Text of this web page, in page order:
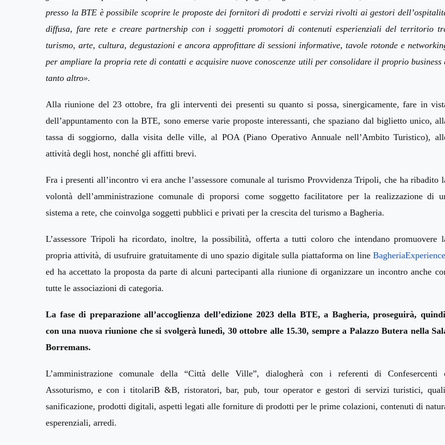
presso la BTE è possibile scoprire le proposte dei fornitori di prodotti e servizi rivolti ai gestori
diffusa, fare rete e creare partnership con i soggetti promotori di contenuti esperienziali del territorio
turismo, arte, cultura, degustazioni e ancora approfittare di sessioni informative, tavole rotonde e
per ampliare la propria rete di contatti e acquisire nuove conoscenze utili per consolidare il proprio business
tanto altro».
Alla riunione del 23 ottobre,fra gli interventi dei presenti su quanto si possa, sinergicamente, fare in
dell’appuntamento con la BTE, sono emerse varie proposte interessanti, che spaziano dal biglietto unico,
tassa di soggiorno, dalla visita delle ville, al POA(PianoOperativo Annuale nell’AmbitoTuristico),
attività degli host, nonché gli affitti brevi.
Fra i presenti all’incontro vi era anche l’assessore comunale al turismo ProvvidenzaTripoli, che ha ribadito
volontà dell’amministrazione comunaledi proporsi come soggettofacilitatore per la realizzazione di
sistema a rete, che coinvolga soggetti pubblici e privati per la crescita del turismo a Bagheria.
L’assessore Tripoliha ricordato, inoltre, la possibilità, offerta a tutti coloro che intendanopromuovere
propria attività, di usufruire gratuitamente di uno spazio digitale sulla piattaforma on line BagheriaExperience
ed ha accettato laproposta da parte di alcuni partecipanti alla riunionedi organizzare un incontro anche
tutte le associazioni di categoria.
La fase di preparazione all’accoglienza dell’edizione 2023 della BTE, a Bagheria, proseguirà,
conuna nuova riunione che si svolgerà lunedì, 30 ottobre alle 15.30, sempre a Palazzo Butera nella
Borremans.
L’amministrazione comunale della “Città delle Ville”, dialogherà con i referenti di Confesercenti
Assoturismo, e con i titolariB &B, ristoratori, bar, pub, tour operator e gestori di servizi turistici,
sanificazione, prodotti digitali, aspetti legati alle forniture di prodotti per le prime colazioni, contenuti di
esperenziali, arredi.